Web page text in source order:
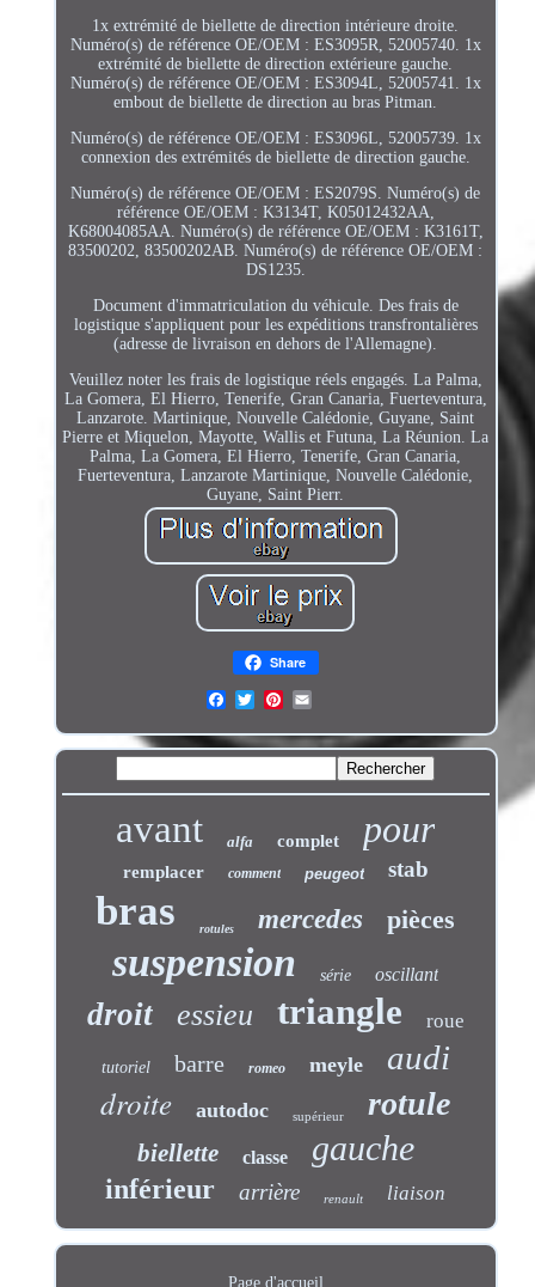
1x extrémité de biellette de direction intérieure droite.
Numéro(s) de référence OE/OEM : ES3095R, 52005740. 1x
extrémité de biellette de direction extérieure gauche.
Numéro(s) de référence OE/OEM : ES3094L, 52005741. 1x
embout de biellette de direction au bras Pitman.
Numéro(s) de référence OE/OEM : ES3096L, 52005739. 1x
connexion des extrémités de biellette de direction gauche.
Numéro(s) de référence OE/OEM : ES2079S. Numéro(s) de
référence OE/OEM : K3134T, K05012432AA,
K68004085AA. Numéro(s) de référence OE/OEM : K3161T,
83500202, 83500202AB. Numéro(s) de référence OE/OEM :
DS1235.
Document d'immatriculation du véhicule. Des frais de
logistique s'appliquent pour les expéditions transfrontalières
(adresse de livraison en dehors de l'Allemagne).
Veuillez noter les frais de logistique réels engagés. La Palma,
La Gomera, El Hierro, Tenerife, Gran Canaria, Fuerteventura,
Lanzarote. Martinique, Nouvelle Calédonie, Guyane, Saint
Pierre et Miquelon, Mayotte, Wallis et Futuna, La Réunion. La
Palma, La Gomera, El Hierro, Tenerife, Gran Canaria,
Fuerteventura, Lanzarote Martinique, Nouvelle Calédonie,
Guyane, Saint Pierr.
Share
avant alfa complet pour
remplacer comment peugeot stab
bras rotules mercedes pièces
suspension série oscillant
droit essieu triangle roue
tutoriel barre romeo meyle audi
droite autodoc supérieur rotule
biellette classe gauche
inférieur arrière renault liaison
Page d'accueil